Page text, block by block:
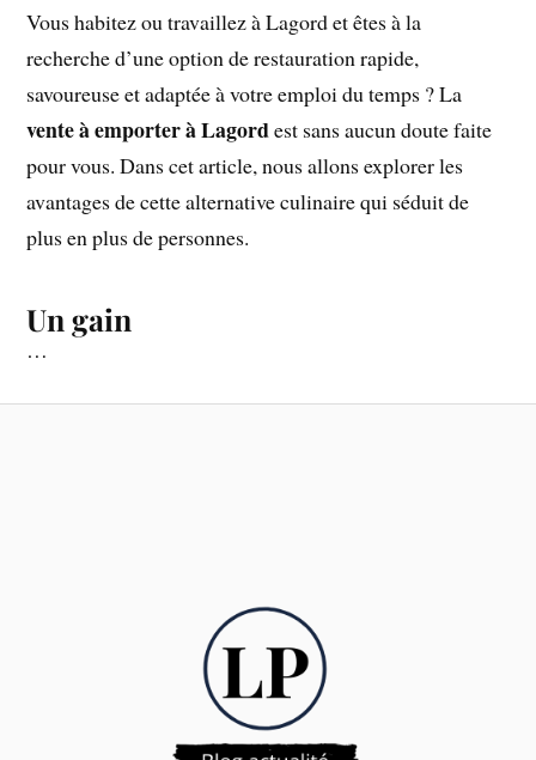
Vous habitez ou travaillez à Lagord et êtes à la
recherche d’une option de restauration rapide,
savoureuse et adaptée à votre emploi du temps ? La
vente à emporter à Lagordest sans aucun doute faite
pour vous. Dans cet article, nous allons explorer les
avantages de cette alternative culinaire qui séduit de
plus en plus de personnes.
Un gain
…